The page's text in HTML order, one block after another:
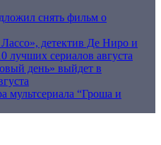
снять фильм о
детектив Де Ниро и
лучших сериалов августа
день» выйдет в
мультсериала “Гроша и